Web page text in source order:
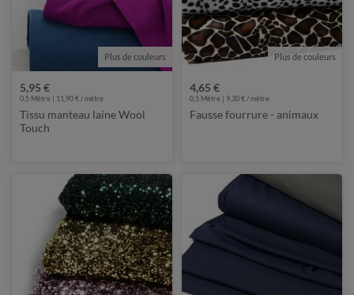
Plus de couleurs
5,95 €
0,5 Mètre | 11,90 € / mètre
Tissu manteau laine Wool
Touch
Plus de couleurs
4,65 €
0,5 Mètre | 9,30 € / mètre
Fausse fourrure - animaux